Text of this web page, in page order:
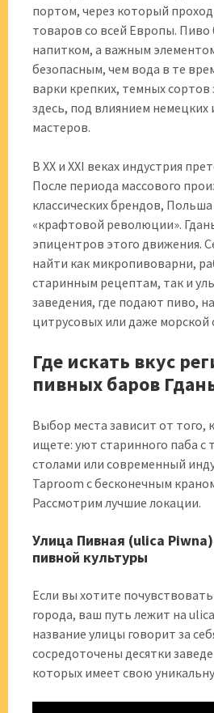
портом, через который
товаров со всей Европы. Пиво
напитком, а важным
безопасным, чем вода в те
варки крепких, темных
здесь, под влиянием немецких
мастеров.
В XX и XXI веках индустрия
После периода массового
классических брендов,
«крафтовой революции».
эпицентров этого движения.
найти как микропивоварни,
старинным рецептам, так и
заведения, где подают пиво,
цитрусовых или даже морской
Где искать вкус
пивных баров
Выбор места зависит от того,
ищете: уют старинного паба
столами или современный
Taproom с бесконечным
Рассмотрим лучшие локации.
Улица Пивная (ulica
пивной культуры
Если вы хотите
города, ваш путь лежит на
название улицы говорит за
сосредоточены десятки
которых имеет свою